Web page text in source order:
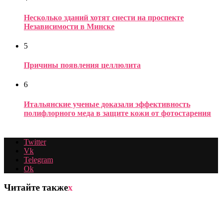
Несколько зданий хотят снести на проспекте
Независимости в Минске
5
Причины появления целлюлита
6
Итальянские ученые доказали эффективность
полифлорного меда в защите кожи от фотостарения
Twitter
Vk
Telegram
Ok
Читайте такжеx